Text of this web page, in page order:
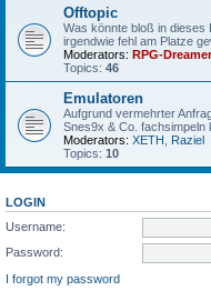
Offtopic
Was könnte bloß in dieses
irgendwie fehl am Platze
Moderators: RPG-Dreamer
Topics: 46
Emulatoren
Aufgrund vermehrter
Snes9x & Co. fachsimpeln
Moderators: XETH
Raziel
Topics: 10
LOGIN
Username:
Password:
I forgot my password